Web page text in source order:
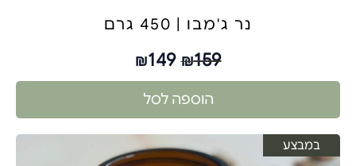
נר ג'מבו | 450 גרם
₪159
₪149
הוספה לסל
במבצע